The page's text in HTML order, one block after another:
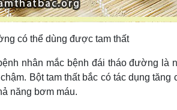
có thể dùng được tam thất
nhân mắc bệnh đái tháo đường là
Bột tam thất bắc có tác dụng
năng bơm máu.